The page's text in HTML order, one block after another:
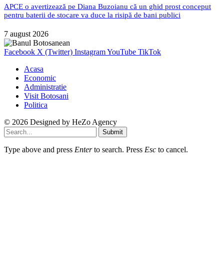
APCE o avertizează pe Diana Buzoianu că un ghid prost conceput
pentru baterii de stocare va duce la risipă de bani publici
7 august 2026
Facebook X (Twitter) InstagramYouTube TikTok
Acasa
Economic
Administratie
Visit Botosani
Politica
© 2026 Designed by HeZo Agency
Submit
Type above and press Enterto search. Press Esc to cancel.